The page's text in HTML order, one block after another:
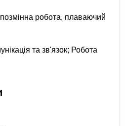
позмінна робота, плаваючий
та зв'язок; Робота